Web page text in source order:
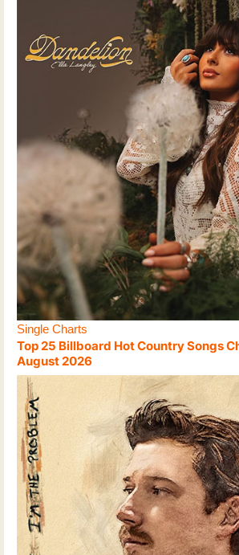
Single Charts
Top 25 Billboard Hot Country Songs
August 2026